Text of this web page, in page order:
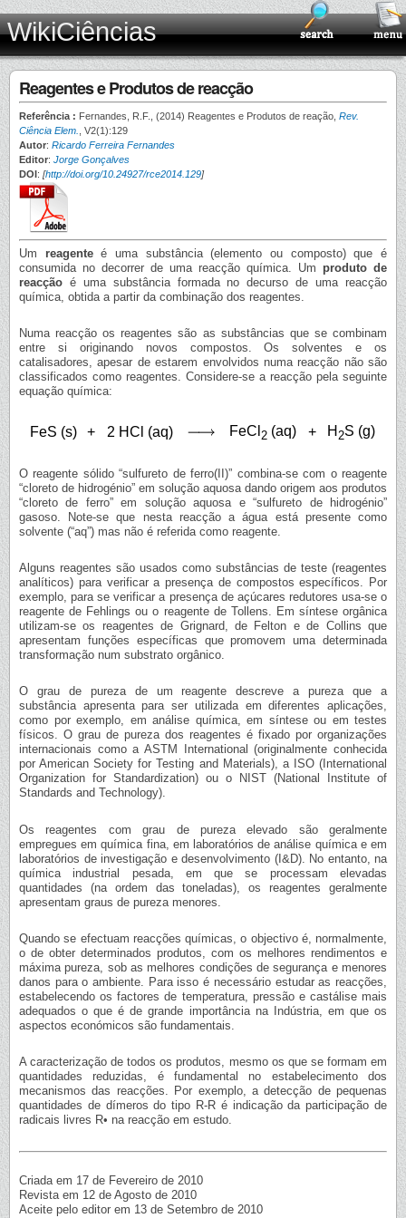
WikiCiências
Reagentes e Produtos de reacção
Referência : Fernandes, R.F., (2014) Reagentes e Produtos de reação, Rev.
Ciência Elem.
, V2(1):129
Autor: Ricardo Ferreira Fernandes
Editor: Jorge Gonçalves
DOI: [http://doi.org/10.24927/rce2014.129]
Um reagenteé uma substância (elemento ou composto) que é
consumida no decorrer de uma reacção química. Um produto de
reacção é uma substância formada no decurso de uma reacção
química, obtida a partir da combinação dos reagentes.
Numa reacção os reagentes são as substâncias que se combinam
entre si originando novos compostos. Os solventes e os
catalisadores, apesar de estarem envolvidos numa reacção não são
classificados como reagentes. Considere-se a reacção pela seguinte
equação química:
FeS (s) + 2 HCl (aq) FeCl 2(aq) + H 2S (g)
O reagente sólido “sulfureto de ferro(II)” combina-se com o reagente
“cloreto de hidrogénio” em solução aquosa dando origem aos produtos
“cloreto de ferro” em solução aquosa e “sulfureto de hidrogénio”
gasoso. Note-se que nesta reacção a água está presente como
solvente (“aq”) mas não é referida como reagente.
Alguns reagentes são usados como substâncias de teste (reagentes
analíticos) para verificar a presença de compostos específicos. Por
exemplo, para se verificar a presença de açúcares redutores usa-se o
reagente de Fehlings ou o reagente de Tollens. Em síntese orgânica
utilizam-se os reagentes de Grignard, de Felton e de Collins que
apresentam funções específicas que promovem uma determinada
transformação num substrato orgânico.
O grau de pureza de um reagente descreve a pureza que a
substância apresenta para ser utilizada em diferentes aplicações,
como por exemplo, em análise química, em síntese ou em testes
físicos. O grau de pureza dos reagentes é fixado por organizações
internacionais como a ASTM International (originalmente conhecida
por American Society for Testing and Materials), a ISO (International
Organization for Standardization) ou o NIST (National Institute of
Standards and Technology).
Os reagentes com grau de pureza elevado são geralmente
empregues em química fina, em laboratórios de análise química e em
laboratórios de investigação e desenvolvimento (I&D). No entanto, na
química industrial pesada, em que se processam elevadas
quantidades (na ordem das toneladas), os reagentes geralmente
apresentam graus de pureza menores.
Quando se efectuam reacções químicas, o objectivo é, normalmente,
o de obter determinados produtos, com os melhores rendimentos e
máxima pureza, sob as melhores condições de segurança e menores
danos para o ambiente. Para isso é necessário estudar as reacções,
estabelecendo os factores de temperatura, pressão e castálise mais
adequados o que é de grande importância na Indústria, em que os
aspectos económicos são fundamentais.
A caracterização de todos os produtos, mesmo os que se formam em
quantidades reduzidas, é fundamental no estabelecimento dos
mecanismos das reacções. Por exemplo, a detecção de pequenas
quantidades de dímeros do tipo R-R é indicação da participação de
radicais livres R• na reacção em estudo.
Criada em 17 de Fevereiro de 2010
Revista em 12 de Agosto de 2010
Aceite pelo editor em 13 de Setembro de 2010